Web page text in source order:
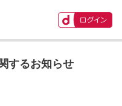
するお知らせ